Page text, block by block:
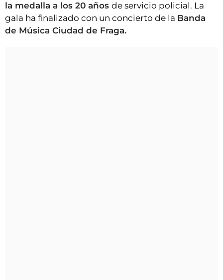
la medalla a los 20 años de servicio policial. La
gala ha finalizado con un concierto de la Banda
de Música Ciudad de Fraga.